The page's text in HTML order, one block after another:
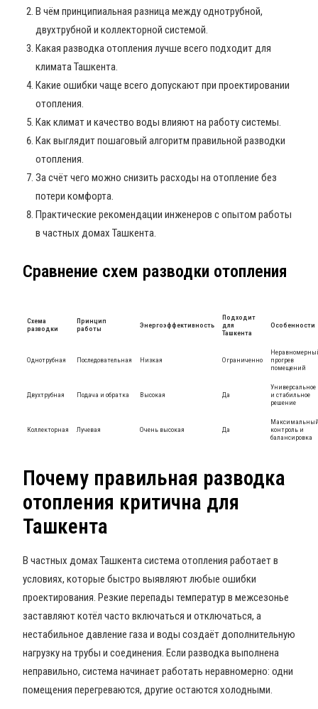
В чём принципиальная разница между однотрубной,
двухтрубной и коллекторной системой.
Какая разводка отопления лучше всего подходит для
климата Ташкента.
Какие ошибки чаще всего допускают при проектировании
отопления.
Как климат и качество воды влияют на работу системы.
Как выглядит пошаговый алгоритм правильной разводки
отопления.
За счёт чего можно снизить расходы на отопление без
потери комфорта.
Практические рекомендации инженеров с опытом работы
в частных домах Ташкента.
Сравнение схем разводки отопления
Схема
разводки
Принцип
работы
Энергоэффективность
Подходит
для
Ташкента
Особенности
Однотрубная Последовательная Низкая Ограниченно
прогрев
помещений
Двухтрубная Подача и обратка Высокая Да
Универсальное
и стабильное
решение
Коллекторная Лучевая Очень высокая Да
контроль и
балансировка
Почему правильная разводка
отопления критична для
Ташкента
В частных домах Ташкента система отопления работает в
условиях, которые быстро выявляют любые ошибки
проектирования. Резкие перепады температур в межсезонье
заставляют котёл часто включаться и отключаться, а
нестабильное давление газа и воды создаёт дополнительную
нагрузку на трубы и соединения. Если разводка выполнена
неправильно, система начинает работать неравномерно: одни
помещения перегреваются, другие остаются холодными.